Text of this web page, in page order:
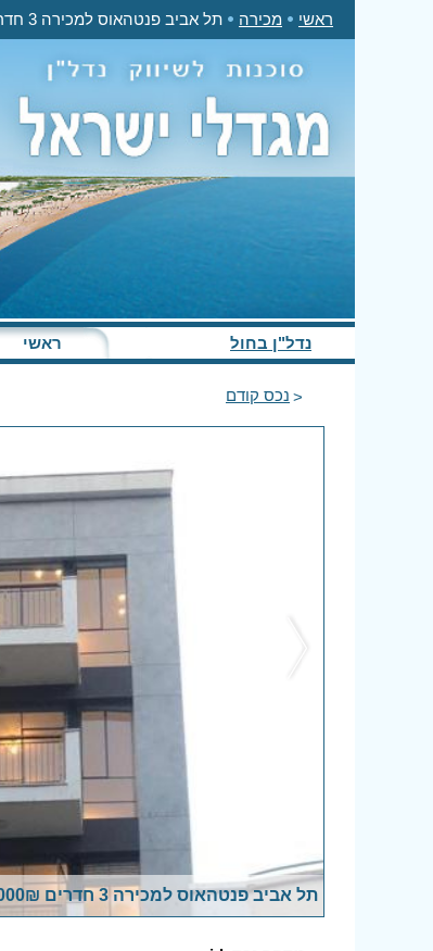
ראשי מכירה תל אביב פנטהאוס למכירה 3 חדרים 7,500,000₪
נדל"ן בחול ראשי
נכס קודם
תל אביב פנטהאוס למכירה 3 חדרים 7,500,000₪